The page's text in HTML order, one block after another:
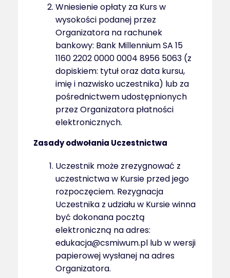
Wniesienie opłaty za Kurs w
wysokości podanej przez
Organizatora na rachunek
bankowy: Bank Millennium SA 15
1160 2202 0000 0004 8956 5063 (z
dopiskiem: tytuł oraz data kursu,
imię i nazwisko uczestnika) lub za
pośrednictwem udostępnionych
przez Organizatora płatności
elektronicznych.
Zasady odwołania Uczestnictwa
Uczestnik może zrezygnować z
uczestnictwa w Kursie przed jego
rozpoczęciem. Rezygnacja
Uczestnika z udziału w Kursie winna
być dokonana pocztą
elektroniczną na adres:
edukacja@csmiwum.pl lub w wersji
papierowej wysłanej na adres
Organizatora.